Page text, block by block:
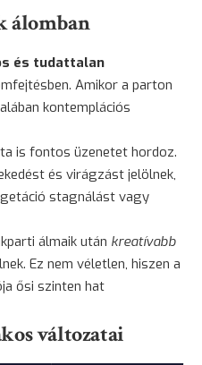
álomban
és tudattalan
Amikor a parton
kontemplációs
is fontos üzenetet hordoz.
és virágzást jelölnek,
stagnálást vagy
álmaik után kreatívabb
Ez nem véletlen, hiszen a
ősi szinten hat
változatai